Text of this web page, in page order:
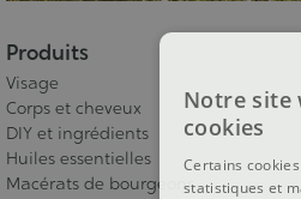
Produits
Visage
Corps et cheveux
DIY et ingrédients
Huiles essentielles
Macérats de bourgeons
Notre site
cookies
Certains
statistiques et